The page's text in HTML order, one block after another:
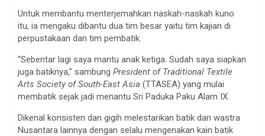
Untuk membantu menterjemahkan naskah-naskah kuno
itu, ia mengaku dibantu dua tim besar yaitu tim kajian di
perpustakaan dan tim pembatik.
“Sebentar lagi saya mantu anak ketiga. Sudah saya siapkan
juga batiknya,” sambung President of Traditional Textile
Arts Society of South-East Asia (TTASEA) yang mulai
membatik sejak jadi menantu Sri Paduka Paku Alam IX.
Dikenal konsisten dan gigih melestarikan batik dan wastra
Nusantara lainnya dengan selalu mengenakan kain batik